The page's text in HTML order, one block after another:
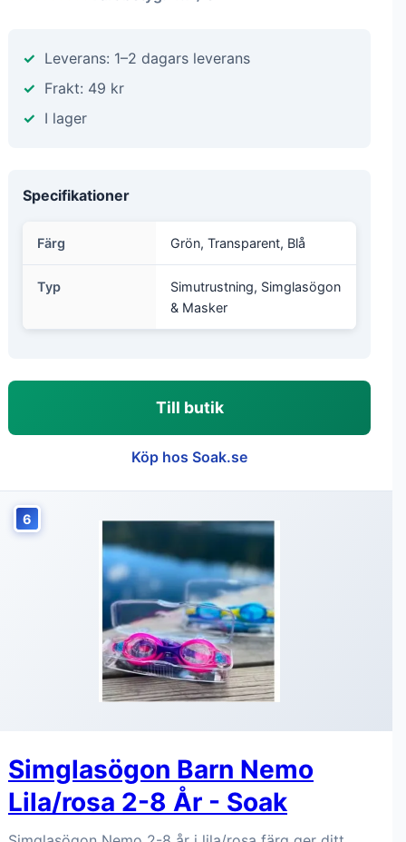
Leverans: 1–2 dagars leverans
Frakt: 49 kr
I lager
Specifikationer
Färg Grön, Transparent, Blå
Typ
Simutrustning, Simglasögon
& Masker
Till butik
Köp hos Soak.se
6
Simglasögon Barn Nemo
Lila/rosa 2-8 År - Soak